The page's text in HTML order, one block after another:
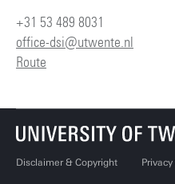
+31 53 489 8031
office-dsi@utwente.nl
Route
Disclaimer & Copyright